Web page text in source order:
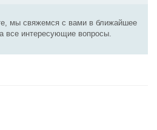
мы свяжемся с вами в ближайшее
все интересующие вопросы.